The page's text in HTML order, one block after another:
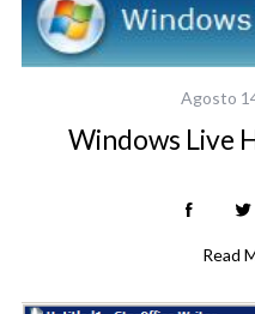
Agosto
Windows Live
Read